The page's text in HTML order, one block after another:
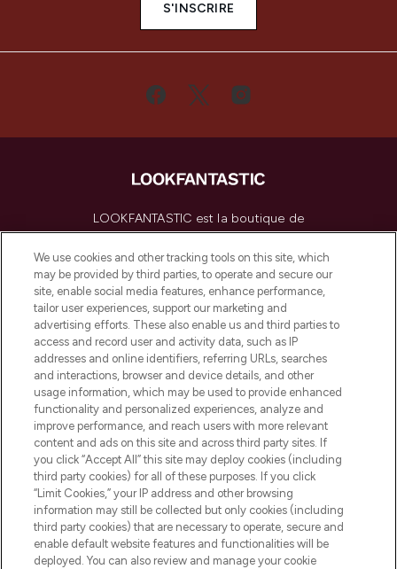
S'INSCRIRE
LOOKFANTASTIC est la boutique de
beauté incontournable en Europe,
proposant les meilleurs produits de soins
de la peau, des cheveux et de maquillage
de plus de 200 marques prestigieuses.
Faites vos achats en ligne ou via
l’application, avec la livraison offerte dès
55€ d'achat.
Consentement aux cookies
Do Not Sell or Share My Personal
Information
AIDE ET INFORMATIONS
INFORMATIONS GÉNÉRALES
We use cookies and other tracking tools on this site, which
may be provided by third parties, to operate and secure our
site, enable social media features, enhance performance,
tailor user experiences, support our marketing and
advertising efforts. These also enable us and third parties to
access and record user and activity data, such as IP
addresses and online identifiers, referring URLs, searches
and interactions, browser and device details, and other
usage information, which may be used to provide enhanced
functionality and personalized experiences, analyze and
improve performance, and reach users with more relevant
content and ads on this site and across third party sites. If
you click “Accept All” this site may deploy cookies (including
third party cookies) for all of these purposes. If you click
“Limit Cookies,” your IP address and other browsing
information may still be collected but only cookies (including
third party cookies) that are necessary to operate, secure and
enable default website features and functionalities will be
deployed. You can also review and manage your cookie